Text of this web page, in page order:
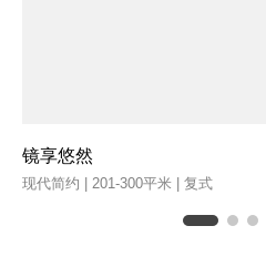
镜享悠然
现代简约 | 201-300平米 | 复式